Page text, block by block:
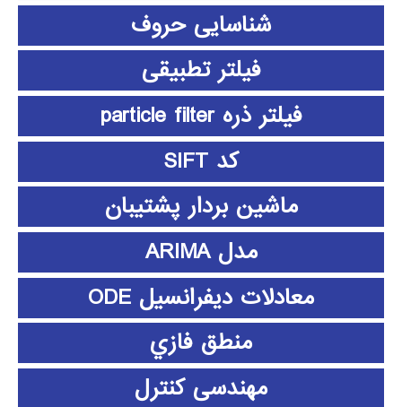
شناسایی حروف
فیلتر تطبیقی
فیلتر ذره particle filter
کد SIFT
ماشین بردار پشتیبان
مدل ARIMA
معادلات دیفرانسیل ODE
منطق فازي
مهندسی کنترل